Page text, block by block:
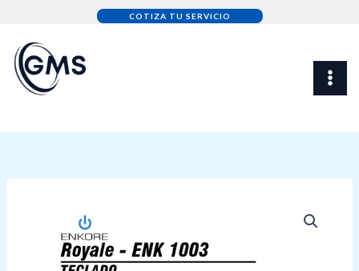
content
COTIZA TU SERVICIO